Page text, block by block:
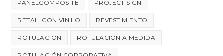
PANELCOMPOSITE PROJECT SIGN
RETAIL CON VINILO REVESTIMIENTO
ROTULACIÓN ROTULACIÓN A MEDIDA